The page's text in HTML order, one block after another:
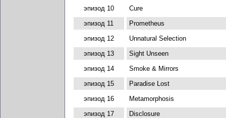
эпизод 10
Cure
эпизод 11
Prometheus
эпизод 12
Unnatural Selection
эпизод 13
Sight Unseen
эпизод 14
Smoke & Mirrors
эпизод 15
Paradise Lost
эпизод 16
Metamorphosis
эпизод 17
Disclosure